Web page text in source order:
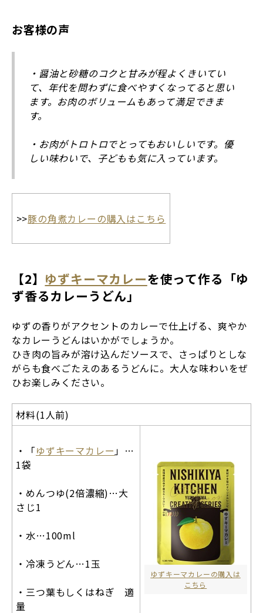
お客様の声
・醤油と砂糖のコクと甘みが程よくきいてい
て、年代を問わずに食べやすくなってると思い
ます。お肉のボリュームもあって満足できま
す。
・お肉がトロトロでとってもおいしいです。優
しい味わいで、子どもも気に入っています。
>>豚の角煮カレーの購入はこちら
【2】 ゆずキーマカレーを使って作る「ゆ
ず香るカレーうどん」
ゆずの香りがアクセントのカレーで仕上げる、爽やか
なカレーうどんはいかがでしょうか。
ひき肉の旨みが溶け込んだソースで、さっぱりとしな
がらも食べごたえのあるうどんに。大人な味わいをぜ
ひお楽しみください。
材料(1人前)
・「ゆずキーマカレー 」…
1袋
・めんつゆ(2倍濃縮)…大
さじ1
・水…100ml
・冷凍うどん…1玉
・三つ葉もしくはねぎ 適
量
ゆずキーマカレーの購入は
こちら